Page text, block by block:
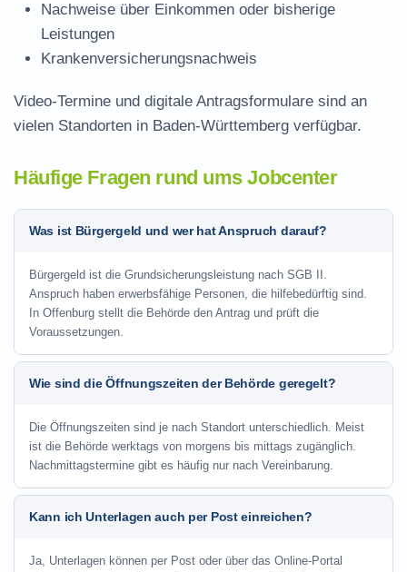
Nachweise über Einkommen oder bisherige
Leistungen
Krankenversicherungsnachweis
Video-Termine und digitale Antragsformulare sind an
vielen Standorten in Baden-Württemberg verfügbar.
Häufige Fragen rund ums Jobcenter
Was ist Bürgergeld und wer hat Anspruch darauf?
Bürgergeld ist die Grundsicherungsleistung nach SGB II.
Anspruch haben erwerbsfähige Personen, die hilfebedürftig sind.
In Offenburg stellt die Behörde den Antrag und prüft die
Voraussetzungen.
Wie sind die Öffnungszeiten der Behörde geregelt?
Die Öffnungszeiten sind je nach Standort unterschiedlich. Meist
ist die Behörde werktags von morgens bis mittags zugänglich.
Nachmittagstermine gibt es häufig nur nach Vereinbarung.
Kann ich Unterlagen auch per Post einreichen?
Ja, Unterlagen können per Post oder über das Online-Portal